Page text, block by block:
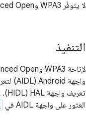
لا يتوفّر WPA3 وWi-Fi Enhanced Open إلا في وضع العميل.
التنفيذ
تعريف واجهة HAL‏ (HIDL). يمكن العثور على واجهة HIDL في
العثور على واجهة AIDL في